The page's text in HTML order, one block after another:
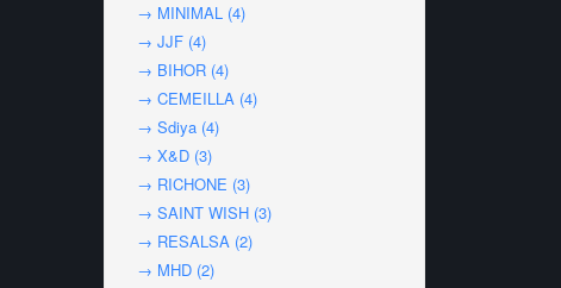
→ MINIMAL (4)
→ JJF (4)
→ BIHOR (4)
→ CEMEILLA (4)
→ Sdiya (4)
→ X&D (3)
→ RICHONE (3)
→ SAINT WISH (3)
→ RESALSA (2)
→ MHD (2)